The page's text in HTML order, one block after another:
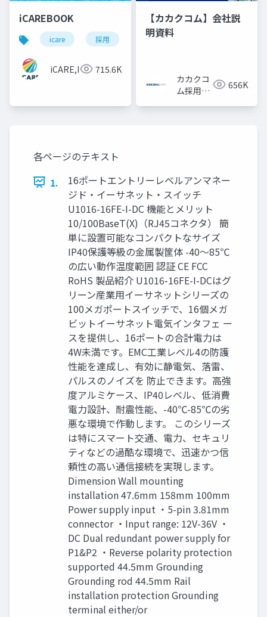
iCAREBOOK
icare 採用 カルチャーデック
iCARE,Inc 715.6K
【カカクコム】会社説
明資料
カカクコ
ム採用担
656K
各ページのテキスト
1.
16ポートエントリーレベルアンマネー
ジド・イーサネット・スイッチ
U1016-16FE-I-DC 機能とメリット
10/100BaseT(X)（RJ45コネクタ） 簡
単に設置可能なコンパクトなサイズ
IP40保護等級の金属製筐体 -40〜85℃
の広い動作温度範囲 認証 CE FCC
RoHS 製品紹介 U1016-16FE-I-DCはグ
リーン産業用イーサネットシリーズの
100メガポートスイッチで、16個メガ
ビットイーサネット電気インタフェ ー
スを提供し、16ポートの合計電力は
4W未満です。EMC工業レベル4の防護
性能を達成し、有効に静電気、落雷、
パルスのノイズを 防止できます。高強
度アルミケース、IP40レベル、低消費
電力設計、耐震性能、-40℃-85℃の劣
悪な環境で作動します。 このシリーズ
は特にスマート交通、電力、セキュリ
ティなどの過酷な環境で、迅速かつ信
頼性の高い通信接続を実現します。
Dimension Wall mounting
installation 47.6mm 158mm 100mm
Power supply input ・5-pin 3.81mm
connector ・Input range: 12V-36V ・
DC Dual redundant power supply for
P1&P2 ・Reverse polarity protection
supported 44.5mm Grounding
Grounding rod 44.5mm Rail
installation protection Grounding
terminal either/or